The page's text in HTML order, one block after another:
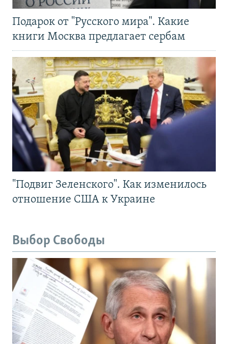
Подарок от "Русского мира". Какие
книги Москва предлагает сербам
"Подвиг Зеленского". Как изменилось
отношение США к Украине
Выбор Свободы